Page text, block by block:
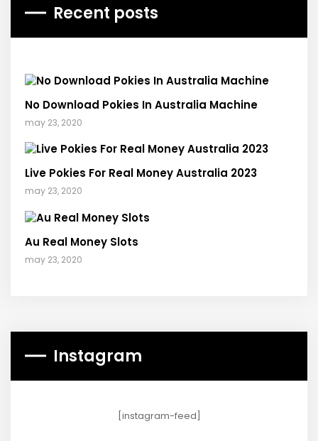
Recent posts
No Download Pokies In Australia Machine
may 23, 2020
Live Pokies For Real Money Australia 2023
may 23, 2020
Au Real Money Slots
may 23, 2020
Instagram
[instagram-feed]